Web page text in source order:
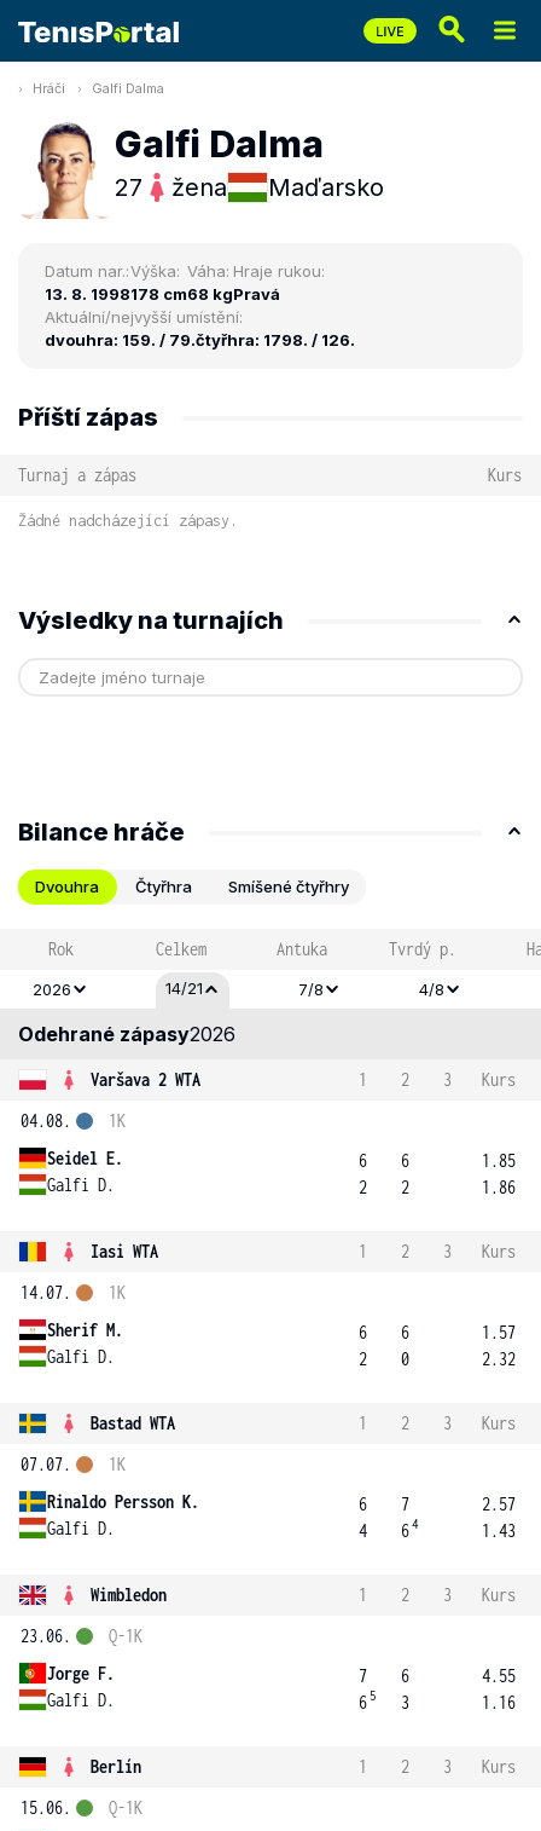
Hráči Galfi Dalma
Galfi Dalma
27 žena Maďarsko
Datum nar.:
13. 8. 1998
Výška:
178 cm
Váha:
68 kg
Hraje rukou:
Pravá
Aktuální/nejvyšší umístění:
dvouhra: 159. / 79.čtyřhra: 1798. / 126.
Příští zápas
Turnaj a zápas Kurs
Žádné nadcházející zápasy.
Výsledky na turnajích
Bilance hráče
Dvouhra Čtyřhra Smíšené čtyřhry
Rok Celkem Antuka Tvrdý p.
2026 14/21 7/8 4/8
Odehrané zápasy2026
Varšava 2 WTA 1 2 3
Kurs
04.08.
Seidel E.
Galfi D.
1K
6
2
6
2
1.85
1.86
Iasi WTA 1 2 3
Kurs
14.07.
Sherif M.
Galfi D.
1K
6
2
6
0
1.57
2.32
Bastad WTA 1 2 3
Kurs
07.07.
Rinaldo Persson K.
Galfi D.
1K
6
4
7
64
2.57
1.43
Wimbledon 1 2 3
Kurs
23.06.
Jorge F.
Galfi D.
Q-1K
7
6 5
6
3
4.55
1.16
Berlín 1 2 3
Kurs
15.06.
Q-1K